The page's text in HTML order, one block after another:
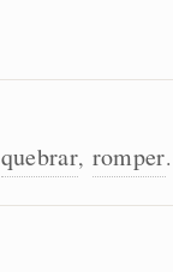
quebrar, romper.